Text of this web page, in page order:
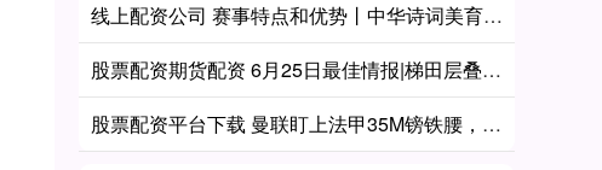
线上配资公司 赛事特点和优势丨中华诗词美育大赛
股票配资期货配资 6月25日最佳情报|梯田层叠如诗画，白荷盛开惹人醉！恭喜
股票配资平台下载 曼联盯上法甲35M镑铁腰，安德森替身浮出水面